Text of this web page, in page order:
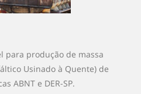
para produção de massa
Usinado à Quente) de
ABNT e DER-SP.